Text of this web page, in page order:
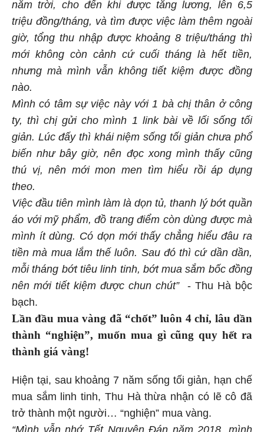
năm trời, cho đến khi được tăng lương, lên 6,5
triệu đồng/tháng, và tìm được việc làm thêm ngoài
giờ, tổng thu nhập được khoảng 8 triệu/tháng thì
mới không còn cảnh cứ cuối tháng là hết tiền,
nhưng mà mình vẫn không tiết kiệm được đồng
nào.
Mình có tâm sự việc này với 1 bà chị thân ở công
ty, thì chị gửi cho mình 1 link bài về lối sống tối
giản. Lúc đấy thì khái niệm sống tối giản chưa phổ
biến như bây giờ, nên đọc xong mình thấy cũng
thú vị, nên mới mon men tìm hiểu rồi áp dụng
theo.
Việc đầu tiên mình làm là dọn tủ, thanh lý bớt quần
áo với mỹ phẩm, đồ trang điểm còn dùng được mà
mình ít dùng. Có dọn mới thấy chẳng hiểu đâu ra
tiền mà mua lắm thế luôn. Sau đó thì cứ dần dần,
mỗi tháng bớt tiêu linh tinh, bớt mua sắm bốc đồng
nên mới tiết kiệm được chun chút” - Thu Hà bộc
bạch.
Lần đầu mua vàng đã “chốt” luôn 4 chỉ, lâu dần
thành “nghiện”, muốn mua gì cũng quy hết ra
thành giá vàng!
Hiện tại, sau khoảng 7 năm sống tối giản, hạn chế
mua sắm linh tinh, Thu Hà thừa nhận có lẽ cô đã
trở thành một người… “nghiện” mua vàng.